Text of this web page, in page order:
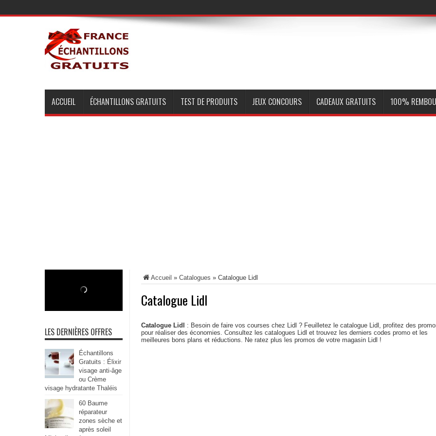
ACCUEIL ÉCHANTILLONS GRATUITS TEST DE PRODUITS JEUX CONCOURS CADEAUX GRATUITS 100%
Accueil » Catalogues » Catalogue Lidl
Catalogue Lidl
Catalogue Lidl
: Besoin de faire vos courses chez Lidl ? Feuilletez le catalogue Lidl, profitez des
pour réaliser des économies. Consultez les catalogues Lidl et trouvez les derniers codes promo et les
meilleures bons plans et réductions. Ne ratez plus les promos de votre magasin Lidl !
LES DERNIÈRES OFFRES
Échantillons
Gratuits : Élixir
visage anti-âge
ou Crème
visage hydratante Thaléis
60 Baume
réparateur
zones sèche et
après soleil